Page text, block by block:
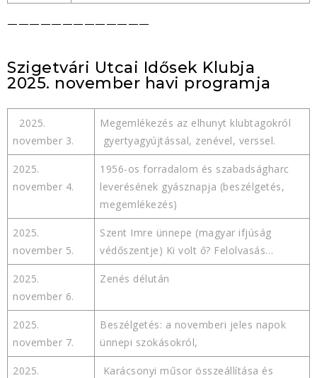
—————————————
Szigetvári Utcai Idősek Klubja
2025. november havi programja
2025.
november 3.
Megemlékezés az elhunyt klubtagokról
gyertyagyújtással, zenével, verssel.
2025.
november 4.
1956-os forradalom és szabadságharc
leverésének gyásznapja (beszélgetés,
megemlékezés)
2025.
november 5.
Szent Imre ünnepe (magyar ifjúság
védőszentje) Ki volt ő? Felolvasás…
2025.
november 6.
Zenés délután
2025.
november 7.
Beszélgetés: a novemberi jeles napok
ünnepi szokásokról,
2025.
Karácsonyi műsor összeállítása és